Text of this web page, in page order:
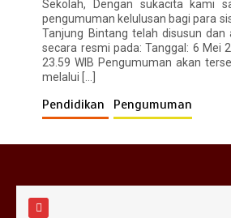
Sekolah, Dengan sukacita kami
pengumuman kelulusan bagi para
Tanjung Bintang telah disusun dan
secara resmi pada: Tanggal: 6 Mei
23.59 WIB Pengumuman akan
melalui […]
Pendidikan Pengumuman
Bina Karakter di
Sekolah
0 2 min
SMAN 1 Tanjung
Kurikulum Satuan